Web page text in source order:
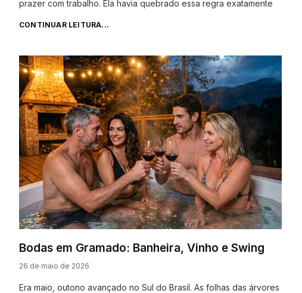
prazer com trabalho. Ela havia quebrado essa regra exatamente
CONTINUAR LEITURA...
Bodas em Gramado: Banheira, Vinho e Swing
26 de maio de 2026
Era maio, outono avançado no Sul do Brasil. As folhas das árvores